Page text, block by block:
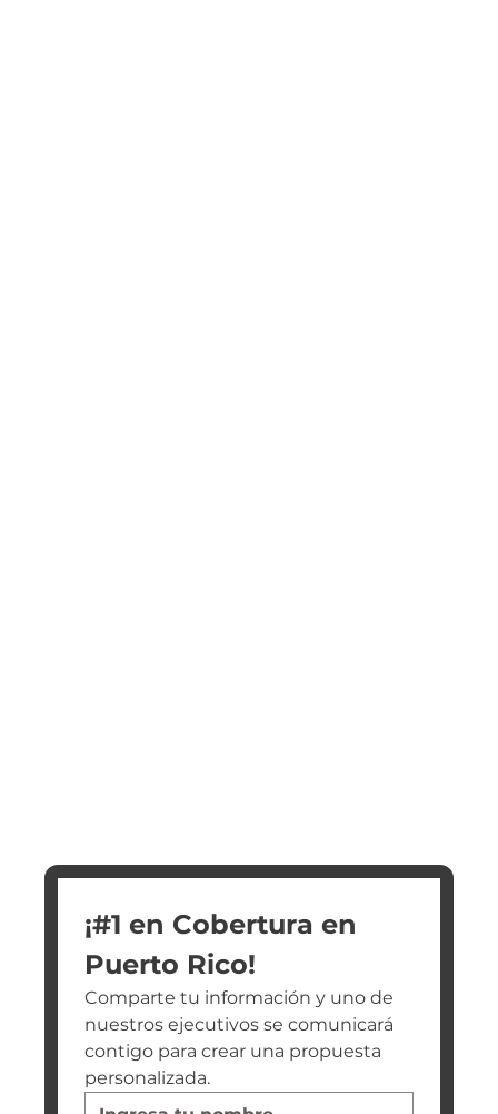
¡#1 en Cobertura en
Puerto Rico!
Comparte tu información y uno de
nuestros ejecutivos se comunicará
contigo para crear una propuesta
personalizada.